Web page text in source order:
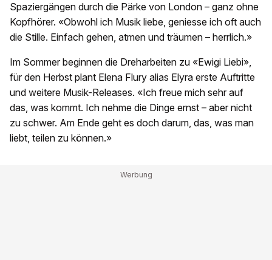
Spaziergängen durch die Pärke von London – ganz ohne
Kopfhörer. «Obwohl ich Musik liebe, geniesse ich oft auch
die Stille. Einfach gehen, atmen und träumen – herrlich.»
Im Sommer beginnen die Dreharbeiten zu «Ewigi Liebi»,
für den Herbst plant Elena Flury alias Elyra erste Auftritte
und weitere Musik-Releases. «Ich freue mich sehr auf
das, was kommt. Ich nehme die Dinge ernst – aber nicht
zu schwer. Am Ende geht es doch darum, das, was man
liebt, teilen zu können.»